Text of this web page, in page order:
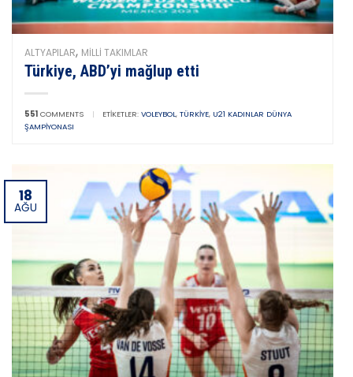
ALTYAPILAR, MILLI TAKIMLAR
Türkiye, ABD’yi mağlup etti
551 COMMENTS | ETIKETLER: VOLEYBOL, TÜRKIYE, U21 KADINLAR DÜNYA
ŞAMPIYONASI
18
AĞU